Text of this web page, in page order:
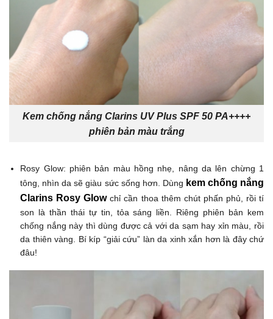
Kem chống nắng Clarins UV Plus SPF 50 PA++++
phiên bản màu trắng
Rosy Glow: phiên bản màu hồng nhẹ, nâng da lên chừng 1
tông, nhìn da sẽ giàu sức sống hơn. Dùng kem chống nắng
Clarins Rosy Glowchỉ cần thoa thêm chút phấn phủ, rồi tí
son là thần thái tự tin, tỏa sáng liền. Riêng phiên bản kem
chống nắng này thì dùng được cả với da sạm hay xỉn màu, rồi
da thiên vàng. Bí kíp “giải cứu” làn da xinh xắn hơn là đây chứ
đâu!